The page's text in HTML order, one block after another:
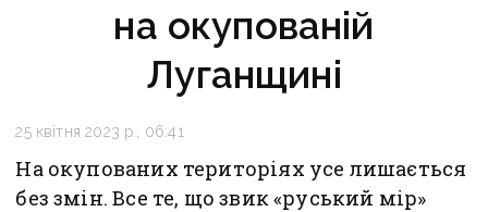
на окупованій
Луганщині
25 квітня 2023 р., 06:41
На окупованих територіях усе лишається
без змін. Все те, що звик «руський мір»